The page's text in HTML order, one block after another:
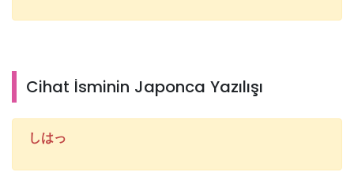
Cihat İsminin Japonca Yazılışı
しはっ